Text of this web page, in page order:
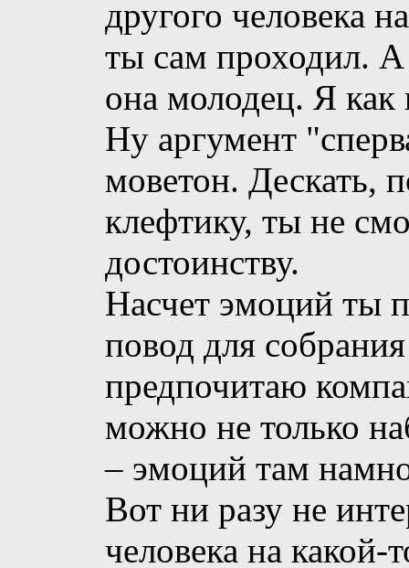
другого человека
ты сам проходил. А
она молодец. Я как
Ну аргумент
моветон. Дескать,
клефтику, ты не
достоинству.
Насчет эмоций ты
повод для
предпочитаю
можно не только
– эмоций там
Вот ни разу не
человека на